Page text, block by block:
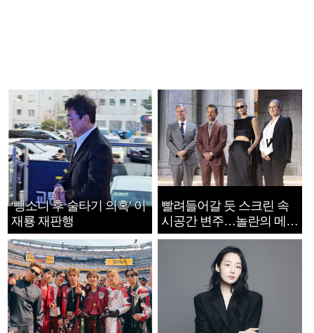
‘뺑소니 후 술타기 의혹’ 이
재룡 재판행
빨려들어갈 듯 스크린 속
시공간 변주…놀란의 메시
지는 ‘전쟁 속죄’